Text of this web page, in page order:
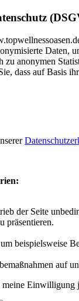
Daten,
zu anonymen
dass auf Basis
der Seite
präsentieren.
beispielsweise
auf